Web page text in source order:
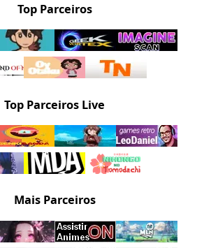
Top Parceiros
Top Parceiros Live
Mais Parceiros